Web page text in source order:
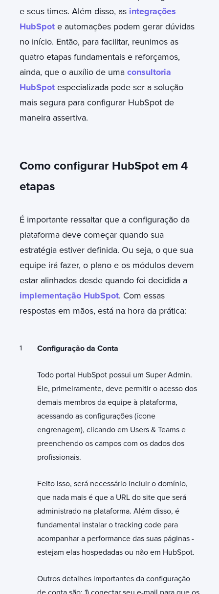
e seus times. Além disso, as integrações
HubSpot e automações podem gerar dúvidas
no início. Então, para facilitar, reunimos as
quatro etapas fundamentais e reforçamos,
ainda, que o auxílio de uma consultoria
HubSpot especializada pode ser a solução
mais segura para configurar HubSpot de
maneira assertiva.
Como configurar HubSpot em 4
etapas
É importante ressaltar que a configuração da
plataforma deve começar quando sua
estratégia estiver definida. Ou seja, o que sua
equipe irá fazer, o plano e os módulos devem
estar alinhados desde quando foi decidida a
implementação HubSpot. Com essas
respostas em mãos, está na hora da prática:
Configuração da Conta
Todo portal HubSpot possui um Super Admin.
Ele, primeiramente, deve permitir o acesso dos
demais membros da equipe à plataforma,
acessando as configurações (ícone
engrenagem), clicando em Users & Teams e
preenchendo os campos com os dados dos
profissionais.
Feito isso, será necessário incluir o domínio,
que nada mais é que a URL do site que será
administrado na plataforma. Além disso, é
fundamental instalar o tracking code para
acompanhar a performance das suas páginas -
estejam elas hospedadas ou não em HubSpot.
Outros detalhes importantes da configuração